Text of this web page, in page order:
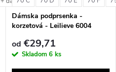
Dámska podprsenka -
korzetová - Leilieve 6004
od €29,71
Skladom 6 ks